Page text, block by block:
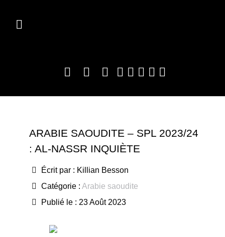
ARABIE SAOUDITE – SPL 2023/24
: AL-NASSR INQUIÈTE
Écrit par : Killian Besson
Catégorie : Arabie saoudite
Publié le : 23 Août 2023